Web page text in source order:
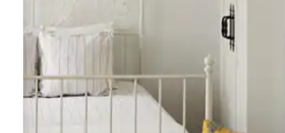
usando as seta para cima e para baixo do